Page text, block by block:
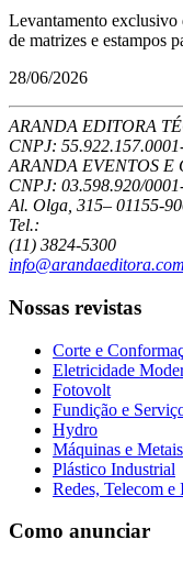
Levantamento exclusivo
de matrizes e estampos
28/06/2026
ARANDA EDITORA
CNPJ:
ARANDA EVENTOS E
CNPJ: 03.598.920/
Al. Olga, 315– 01155-
Tel.:
(11) 3824-5300
Nossas revistas
Corte e
Eletricidade
Fotovolt
Fundição e
Hydro
Máquinas e Metais
Plástico Industrial
Redes, Telecom e
Como anunciar